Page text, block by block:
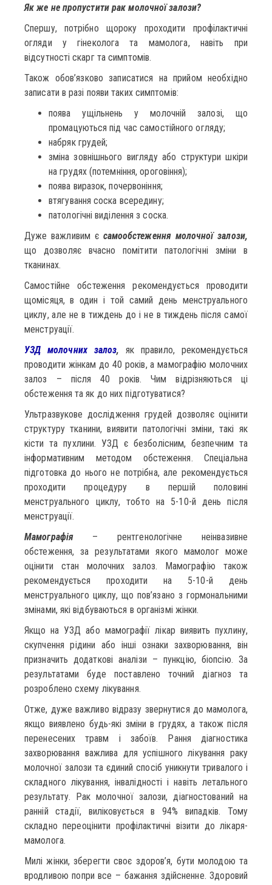
Як же не пропустити рак молочної залози?
Спершу, потрібно щороку проходити профілактичні
огляди у гінеколога та мамолога, навіть при
відсутності скарг та симптомів.
Також обов’язково записатися на прийом необхідно
записати в разі появи таких симптомів:
поява ущільнень у молочній залозі, що
промацуються під час самостійного огляду;
набряк грудей;
зміна зовнішнього вигляду або структури шкіри
на грудях (потемніння, ороговіння);
поява виразок, почервоніння;
втягування соска всередину;
патологічні виділення з соска.
Дуже важливим є самообстеження молочної залози,
що дозволяє вчасно помітити патологічні зміни в
тканинах.
Самостійне обстеження рекомендується проводити
щомісяця, в один і той самий день менструального
циклу, але не в тиждень до і не в тиждень після самої
менструації.
УЗД молочних залоз, як правило, рекомендується
проводити жінкам до 40 років, а мамографію молочних
залоз – після 40 років. Чим відрізняються ці
обстеження та як до них підготуватися?
Ультразвукове дослідження грудей дозволяє оцінити
структуру тканини, виявити патологічні зміни, такі як
кісти та пухлини. УЗД є безболісним, безпечним та
інформативним методом обстеження. Спеціальна
підготовка до нього не потрібна, але рекомендується
проходити процедуру в першій половині
менструального циклу, тобто на 5-10-й день після
менструації.
Мамографія – рентгенологічне неінвазивне
обстеження, за результатами якого мамолог може
оцінити стан молочних залоз. Мамографію також
рекомендується проходити на 5-10-й день
менструального циклу, що пов’язано з гормональними
змінами, які відбуваються в організмі жінки.
Якщо на УЗД або мамографії лікар виявить пухлину,
скупчення рідини або інші ознаки захворювання, він
призначить додаткові аналізи – пункцію, біопсію. За
результатами буде поставлено точний діагноз та
розроблено схему лікування.
Отже, дуже важливо відразу звернутися до мамолога,
якщо виявлено будь-які зміни в грудях, а також після
перенесених травм і забоїв. Рання діагностика
захворювання важлива для успішного лікування раку
молочної залози та єдиний спосіб уникнути тривалого і
складного лікування, інвалідності і навіть летального
результату. Рак молочної залози, діагностований на
ранній стадії, виліковується в 94% випадків. Тому
складно переоцінити профілактичні візити до лікаря-
мамолога.
Милі жінки, зберегти своє здоров’я, бути молодою та
вродливою попри все – бажання здійсненне. Здоровий